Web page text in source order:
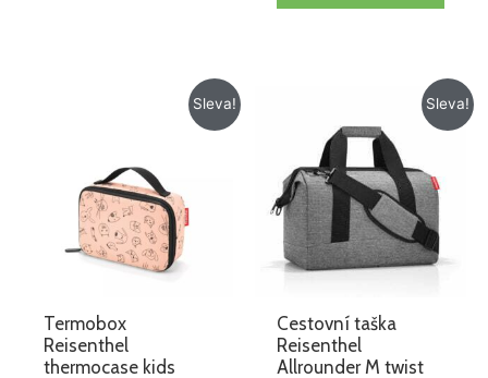
Sleva!
Termobox
Reisenthel
thermocase kids
Aktuální
cena
Sleva!
Cestovní taška
Reisenthel
Allrounder M twist
byla:
1
145 Kč.
Aktuální
cena
916 Kč.